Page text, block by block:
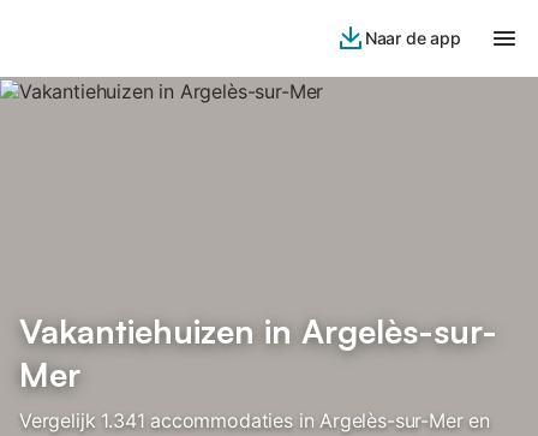
Naar de app
Vakantiehuizen in Argelès-sur-
Mer
Vergelijk 1.341 accommodaties in Argelès-sur-Mer en